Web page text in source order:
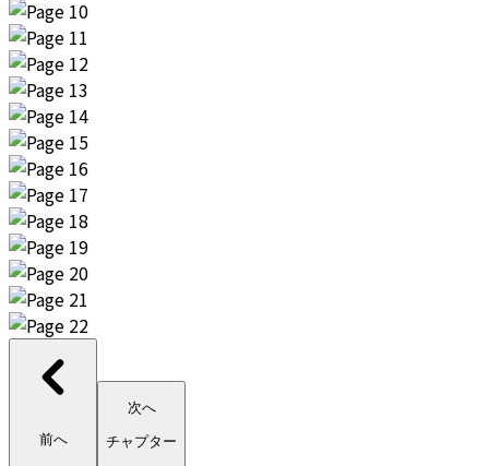
前へ
次へ
チャプター